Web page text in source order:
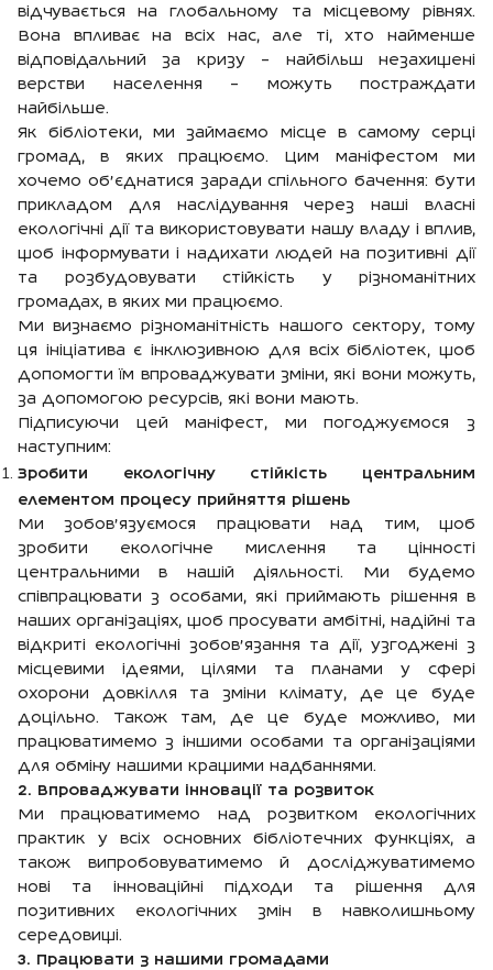
відчувається на глобальному та місцевому рівнях.
Вона впливає на всіх нас, але ті, хто найменше
відповідальний за кризу – найбільш незахищені
верстви населення – можуть постраждати
найбільше.
Як бібліотеки, ми займаємо місце в самому серці
громад, в яких працюємо. Цим маніфестом ми
хочемо об'єднатися заради спільного бачення: бути
прикладом для наслідування через наші власні
екологічні дії та використовувати нашу владу і вплив,
щоб інформувати і надихати людей на позитивні дії
та розбудовувати стійкість у різноманітних
громадах, в яких ми працюємо.
Ми визнаємо різноманітність нашого сектору, тому
ця ініціатива є інклюзивною для всіх бібліотек, щоб
допомогти їм впроваджувати зміни, які вони можуть,
за допомогою ресурсів, які вони мають.
Підписуючи цей маніфест, ми погоджуємося з
наступним:
Зробити екологічну стійкість центральним
елементом процесу прийняття рішень
Ми зобов'язуємося працювати над тим, щоб
зробити екологічне мислення та цінності
центральними в нашій діяльності. Ми будемо
співпрацювати з особами, які приймають рішення в
наших організаціях, щоб просувати амбітні, надійні та
відкриті екологічні зобов'язання та дії, узгоджені з
місцевими ідеями, цілями та планами у сфері
охорони довкілля та зміни клімату, де це буде
доцільно. Також там, де це буде можливо, ми
працюватимемо з іншими особами та організаціями
для обміну нашими кращими надбаннями.
2. Впроваджувати інновації та розвиток
Ми працюватимемо над розвитком екологічних
практик у всіх основних бібліотечних функціях, а
також випробовуватимемо й досліджуватимемо
нові та інноваційні підходи та рішення для
позитивних екологічних змін в навколишньому
середовищі.
3. Працювати з нашими громадами